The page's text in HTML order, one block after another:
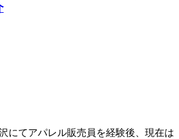
にてアパレル販売員を経験後、現在は